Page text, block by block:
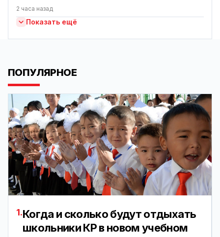
2 часа назад
Показать ещё
ПОПУЛЯРНОЕ
1.Когда и сколько будут отдыхать
школьники КР в новом учебном